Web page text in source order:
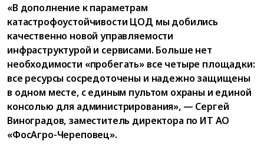
«В дополнение к параметрам
катастрофоустойчивости ЦОД мы добились
качественно новой управляемости
инфраструктурой и сервисами. Больше нет
необходимости «пробегать» все четыре площадки:
все ресурсы сосредоточены и надежно защищены
в одном месте, с единым пультом охраны и единой
консолью для администрирования», — Сергей
Виноградов, заместитель директора по ИТ АО
«ФосАгро-Череповец».